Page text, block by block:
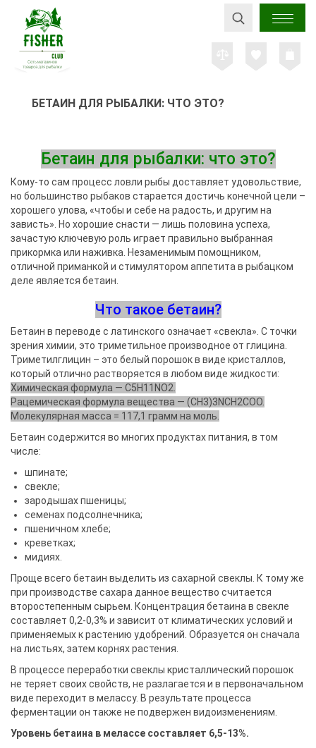
БЕТАИН ДЛЯ РЫБАЛКИ: ЧТО ЭТО?
Бетаин для рыбалки: что это?
Кому-то сам процесс ловли рыбы доставляет удовольствие,
но большинство рыбаков старается достичь конечной цели –
хорошего улова, «чтобы и себе на радость, и другим на
зависть». Но хорошие снасти — лишь половина успеха,
зачастую ключевую роль играет правильно выбранная
прикормка или наживка. Незаменимым помощником,
отличной приманкой и стимулятором аппетита в рыбацком
деле является бетаин.
Что такое бетаин?
Бетаин в переводе с латинского означает «свекла». С точки
зрения химии, это триметильное производное от глицина.
Триметилглицин – это белый порошок в виде кристаллов,
который отлично растворяется в любом виде жидкости:
Химическая формула — С5H11NO2.
Рацемическая формула вещества — (CH3)3NCH2COO.
Молекулярная масса = 117,1 грамм на моль.
Бетаин содержится во многих продуктах питания, в том
числе:
шпинате;
свекле;
зародышах пшеницы;
семенах подсолнечника;
пшеничном хлебе;
креветках;
мидиях.
Проще всего бетаин выделить из сахарной свеклы. К тому же
при производстве сахара данное вещество считается
второстепенным сырьем. Концентрация бетаина в свекле
составляет 0,2-0,3% и зависит от климатических условий и
применяемых к растению удобрений. Образуется он сначала
на листьях, затем корнях растения.
В процессе переработки свеклы кристаллический порошок
не теряет своих свойств, не разлагается и в первоначальном
виде переходит в мелассу. В результате процесса
ферментации он также не подвержен видоизменениям.
Уровень бетаина в мелассе составляет 6,5-13%.